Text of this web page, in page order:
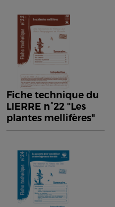
Fiche technique du
LIERRE n°22 "Les
plantes mellifères"